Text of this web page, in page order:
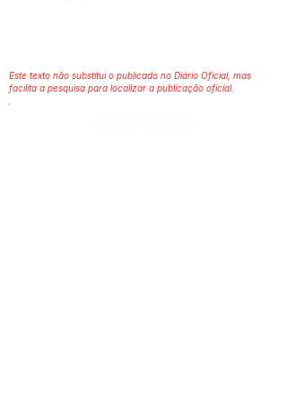
Este texto não substitui o publicado no Diário Oficial, mas
facilita a pesquisa para localizar a publicação oficial.